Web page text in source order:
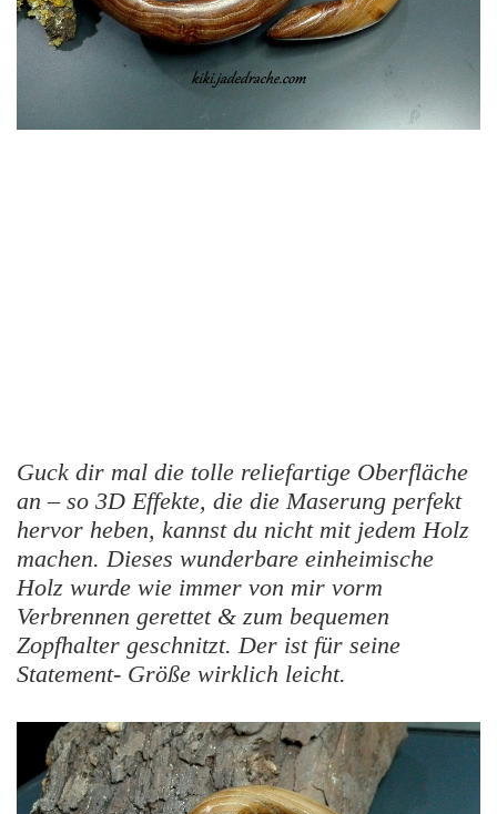
Guck dir mal die tolle reliefartige Oberfläche
an – so 3D Effekte, die die Maserung perfekt
hervor heben, kannst du nicht mit jedem Holz
machen. Dieses wunderbare einheimische
Holz wurde wie immer von mir vorm
Verbrennen gerettet & zum bequemen
Zopfhalter geschnitzt. Der ist für seine
Statement- Größe wirklich leicht.